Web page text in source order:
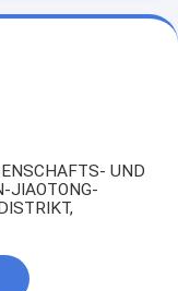
UND
JIAOTONG-